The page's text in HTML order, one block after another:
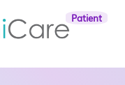
Patient